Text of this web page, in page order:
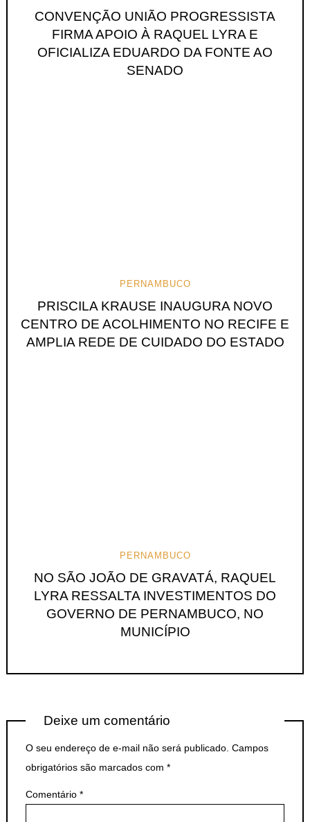
CONVENÇÃO UNIÃO PROGRESSISTA
FIRMA APOIO À RAQUEL LYRA E
OFICIALIZA EDUARDO DA FONTE AO
SENADO
PERNAMBUCO
PRISCILA KRAUSE INAUGURA NOVO
CENTRO DE ACOLHIMENTO NO RECIFE E
AMPLIA REDE DE CUIDADO DO ESTADO
PERNAMBUCO
NO SÃO JOÃO DE GRAVATÁ, RAQUEL
LYRA RESSALTA INVESTIMENTOS DO
GOVERNO DE PERNAMBUCO, NO
MUNICÍPIO
Deixe um comentário
O seu endereço de e-mail não será publicado. Campos
obrigatórios são marcados com *
Comentário *